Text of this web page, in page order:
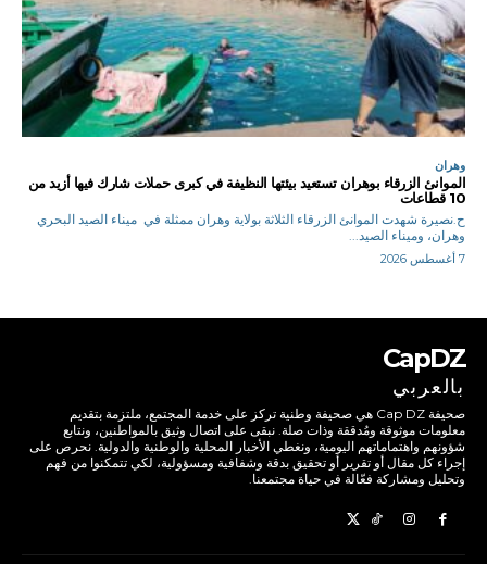
وهران
الموانئ الزرقاء بوهران تستعيد بيئتها النظيفة في كبرى حملات شارك فيها أزيد من
10 قطاعات
ح.نصيرة شهدت الموانئ الزرقاء الثلاثة بولاية وهران ممثلة في ميناء الصيد البحري
وهران، وميناء الصيد...
7 أغسطس 2026
CapDZ
بالعربي
صحيفة Cap DZ هي صحيفة وطنية تركز على خدمة المجتمع، ملتزمة بتقديم
معلومات موثوقة ومُدققة وذات صلة. نبقى على اتصال وثيق بالمواطنين، ونتابع
شؤونهم واهتماماتهم اليومية، ونغطي الأخبار المحلية والوطنية والدولية. نحرص على
إجراء كل مقال أو تقرير أو تحقيق بدقة وشفافية ومسؤولية، لكي تتمكنوا من فهم
وتحليل ومشاركة فعّالة في حياة مجتمعنا.